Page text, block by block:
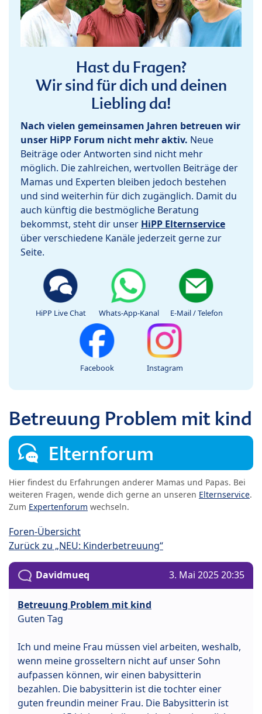
Hast du Fragen?
Wir sind für dich und deinen
Liebling da!
Nach vielen gemeinsamen Jahren betreuen wir
unser HiPP Forum nicht mehr aktiv. Neue
Beiträge oder Antworten sind nicht mehr
möglich. Die zahlreichen, wertvollen Beiträge der
Mamas und Experten bleiben jedoch bestehen
und sind weiterhin für dich zugänglich. Damit du
auch künftig die bestmögliche Beratung
bekommst, steht dir unser HiPP Elternservice
über verschiedene Kanäle jederzeit gerne zur
Seite.
HiPP Live Chat Whats-App-Kanal E-Mail / Telefon
Facebook Instagram
Betreuung Problem mit kind
Elternforum
Hier findest du Erfahrungen anderer Mamas und Papas. Bei
weiteren Fragen, wende dich gerne an unseren Elternservice.
Zum Expertenforum wechseln.
Foren-Übersicht
Zurück zu „NEU: Kinderbetreuung“
Davidmueq 3. Mai 2025 20:35
Betreuung Problem mit kind
Guten Tag
Ich und meine Frau müssen viel arbeiten, weshalb,
wenn meine grosseltern nicht auf unser Sohn
aufpassen können, wir einen babysitterin
bezahlen. Die babysitterin ist die tochter einer
guten freundin meiner Frau. Die Babysitterin ist